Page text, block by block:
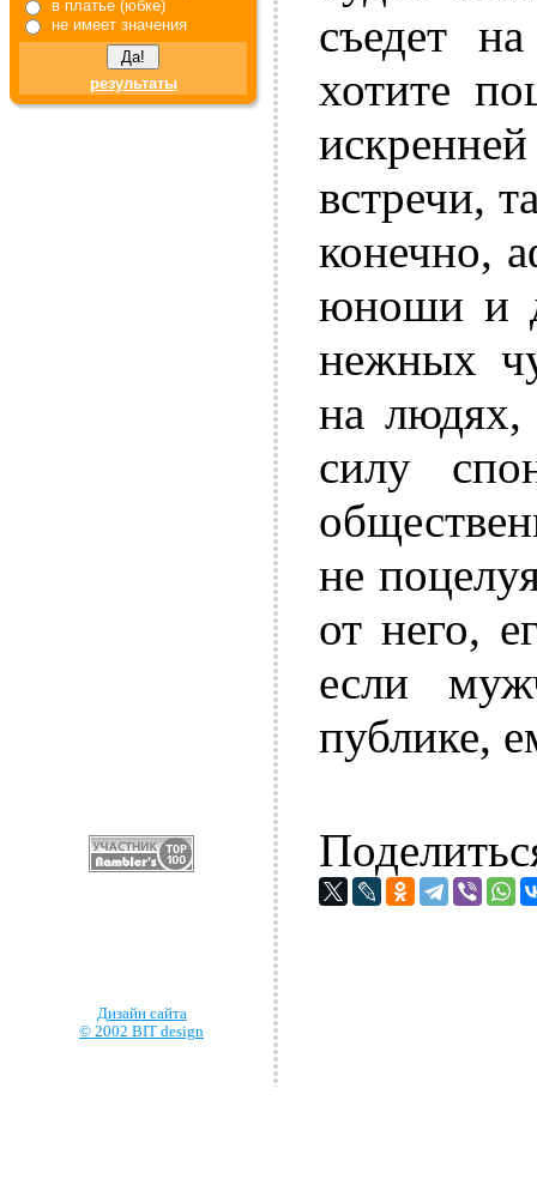
в платье (юбке)
не имеет значения
результаты
съедет
хотите
встречи,
конечно,
юноши и
нежных
на
силу
не
от него,
если
публике,
Дизайн сайта
© 2002 BIT design